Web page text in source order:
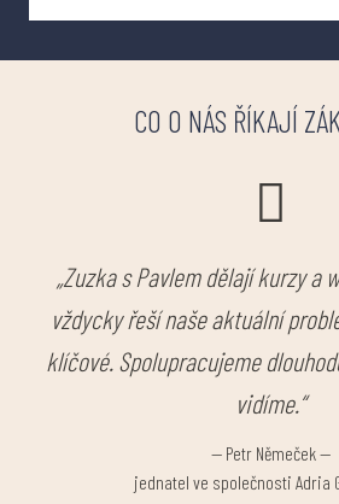
CO O NÁS ŘÍKAJÍ
„Zuzka s Pavlem dělají kurzy a
vždycky řeší naše aktuální
klíčové. Spolupracujeme
vidíme.“
—Petr Němeček—
jednatel ve společnosti Adria